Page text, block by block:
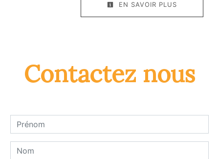
EN SAVOIR PLUS
Contactez nous